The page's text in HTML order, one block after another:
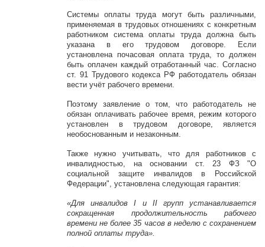
Системы оплаты труда могут быть различными,
применяемая в трудовых отношениях с конкретным
работником система оплаты труда должна быть
указана в его трудовом договоре. Если
установлена почасовая оплата труда, то должен
быть оплачен каждый отработанный час. Согласно
ст. 91 Трудового кодекса РФ работодатель обязан
вести учёт рабочего времени.
Поэтому заявление о том, что работодатель не
обязан оплачивать рабочее время, режим которого
установлен в трудовом договоре, является
необоснованным и незаконным.
Также нужно учитывать, что для работников с
инвалидностью, на основании ст. 23 ФЗ "О
социальной защите инвалидов в Российской
Федерации", установлена следующая гарантия:
«Для инвалидов I и II групп устанавливается
сокращенная продолжительность рабочего
времени не более 35 часов в неделю с сохранением
полной оплаты труда».